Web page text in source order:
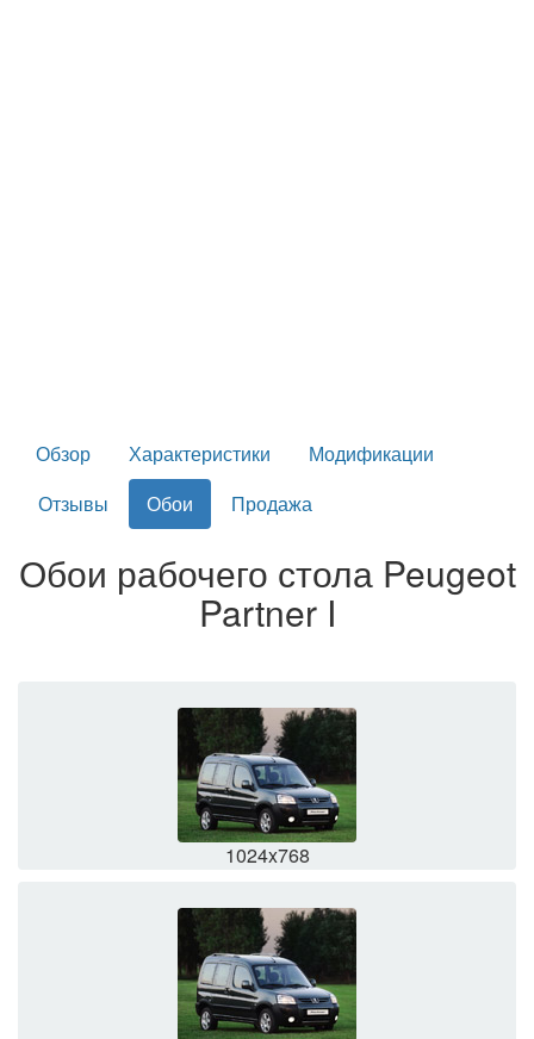
Обзор Характеристики
Модификации
Отзывы
Обои Продажа
Обои рабочего стола Peugeot
Partner I
1024x768